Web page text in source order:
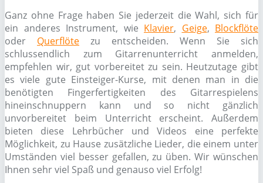
Ganz ohne Frage haben Sie jederzeit die Wahl, sich für
ein anderes Instrument, wie Klavier, Geige, Blockflöte
oder Querflöte zu entscheiden. Wenn Sie sich
schlussendlich zum Gitarrenunterricht anmelden,
empfehlen wir, gut vorbereitet zu sein. Heutzutage gibt
es viele gute Einsteiger-Kurse, mit denen man in die
benötigten Fingerfertigkeiten des Gitarrespielens
hineinschnuppern kann und so nicht gänzlich
unvorbereitet beim Unterricht erscheint. Außerdem
bieten diese Lehrbücher und Videos eine perfekte
Möglichkeit, zu Hause zusätzliche Lieder, die einem unter
Umständen viel besser gefallen, zu üben. Wir wünschen
Ihnen sehr viel Spaß und genauso viel Erfolg!